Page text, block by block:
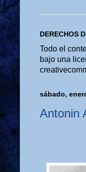
DERECHOS
Todo el
bajo una
sábado,
Antonin